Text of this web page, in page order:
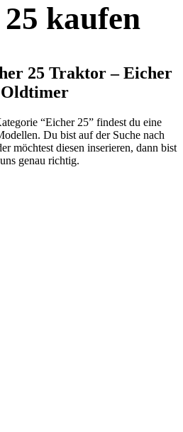
kaufen
25 Traktor – Eicher
Oldtimer
“Eicher 25” findest du eine
Du bist auf der Suche nach
möchtest diesen inserieren, dann bist
genau richtig.